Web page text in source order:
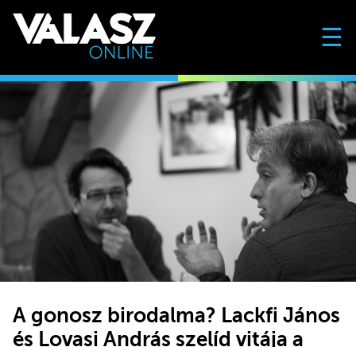
☰
A gonosz birodalma? Lackfi János
és Lovasi András szelíd vitája a